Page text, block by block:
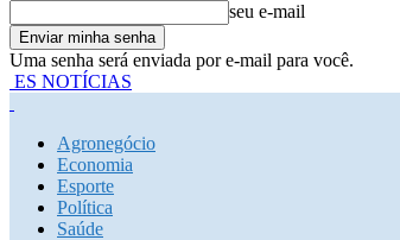
seu e-mail
Uma senha será enviada por e-mail para você.
ES NOTÍCIAS
Agronegócio
Economia
Esporte
Política
Saúde